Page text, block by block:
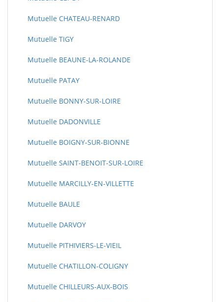
Mutuelle CHATEAU-RENARD
Mutuelle TIGY
Mutuelle BEAUNE-LA-ROLANDE
Mutuelle PATAY
Mutuelle BONNY-SUR-LOIRE
Mutuelle DADONVILLE
Mutuelle BOIGNY-SUR-BIONNE
Mutuelle SAINT-BENOIT-SUR-LOIRE
Mutuelle MARCILLY-EN-VILLETTE
Mutuelle BAULE
Mutuelle DARVOY
Mutuelle PITHIVIERS-LE-VIEIL
Mutuelle CHATILLON-COLIGNY
Mutuelle CHILLEURS-AUX-BOIS